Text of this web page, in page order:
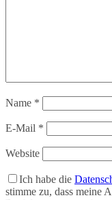
Name *
E-Mail *
Website
Ich habe die
stimme zu, dass meine